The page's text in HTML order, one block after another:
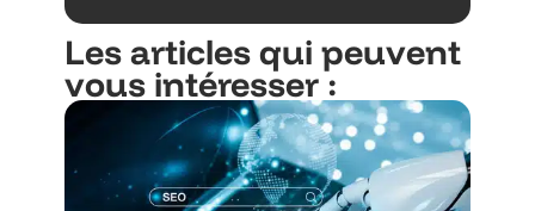
Les articles qui peuvent
vous intéresser :